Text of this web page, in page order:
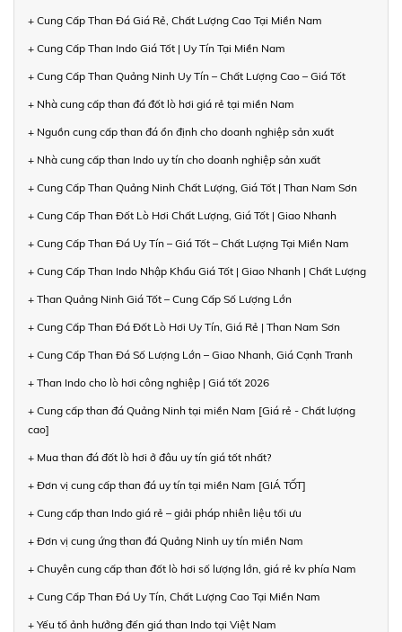
+ Cung Cấp Than Đá Giá Rẻ, Chất Lượng Cao Tại Miền Nam
+ Cung Cấp Than Indo Giá Tốt | Uy Tín Tại Miền Nam
+ Cung Cấp Than Quảng Ninh Uy Tín – Chất Lượng Cao – Giá Tốt
+ Nhà cung cấp than đá đốt lò hơi giá rẻ tại miền Nam
+ Nguồn cung cấp than đá ổn định cho doanh nghiệp sản xuất
+ Nhà cung cấp than Indo uy tín cho doanh nghiệp sản xuất
+ Cung Cấp Than Quảng Ninh Chất Lượng, Giá Tốt | Than Nam Sơn
+ Cung Cấp Than Đốt Lò Hơi Chất Lượng, Giá Tốt | Giao Nhanh
+ Cung Cấp Than Đá Uy Tín – Giá Tốt – Chất Lượng Tại Miền Nam
+ Cung Cấp Than Indo Nhập Khẩu Giá Tốt | Giao Nhanh | Chất Lượng
+ Than Quảng Ninh Giá Tốt – Cung Cấp Số Lượng Lớn
+ Cung Cấp Than Đá Đốt Lò Hơi Uy Tín, Giá Rẻ | Than Nam Sơn
+ Cung Cấp Than Đá Số Lượng Lớn – Giao Nhanh, Giá Cạnh Tranh
+ Than Indo cho lò hơi công nghiệp | Giá tốt 2026
+ Cung cấp than đá Quảng Ninh tại miền Nam [Giá rẻ - Chất lượng
cao]
+ Mua than đá đốt lò hơi ở đâu uy tín giá tốt nhất?
+ Đơn vị cung cấp than đá uy tín tại miền Nam [GIÁ TỐT]
+ Cung cấp than Indo giá rẻ – giải pháp nhiên liệu tối ưu
+ Đơn vị cung ứng than đá Quảng Ninh uy tín miền Nam
+ Chuyên cung cấp than đốt lò hơi số lượng lớn, giá rẻ kv phía Nam
+ Cung Cấp Than Đá Uy Tín, Chất Lượng Cao Tại Miền Nam
+ Yếu tố ảnh hưởng đến giá than Indo tại Việt Nam